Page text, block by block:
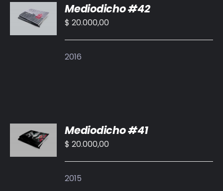
AL
CARRITO
/
Mediodicho #42
$ 20.000,00
2016
AL
CARRITO
/
Mediodicho #41
$ 20.000,00
2015